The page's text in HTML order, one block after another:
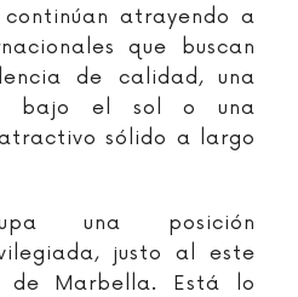
atrayendo a
que buscan
de calidad, una
bajo el sol o una
sólido a largo
una posición
justo al este
de Marbella. Está lo